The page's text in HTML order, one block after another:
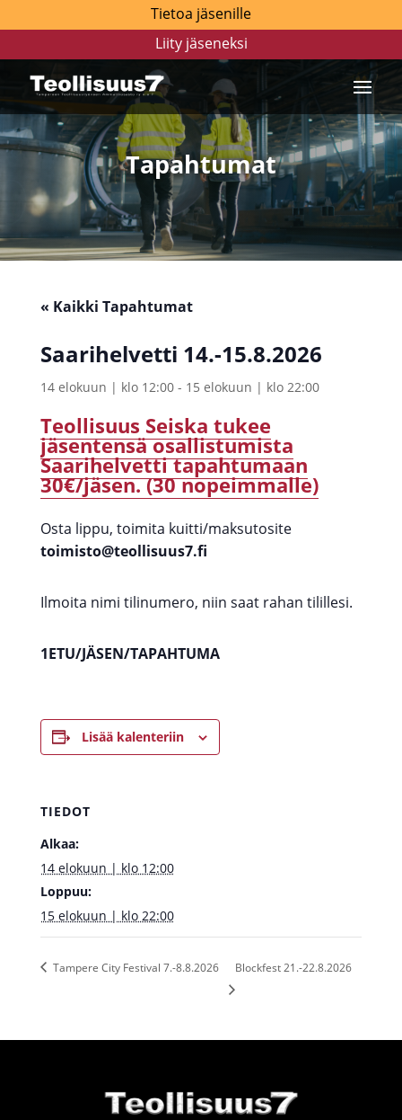
Tietoa jäsenille
Liity jäseneksi
Tapahtumat
« Kaikki Tapahtumat
Saarihelvetti 14.-15.8.2026
14 elokuun | klo 12:00- 15 elokuun | klo 22:00
Teollisuus Seiska tukee
jäsentensä osallistumista
Saarihelvetti tapahtumaan
30€/jäsen. (30 nopeimmalle)
Osta lippu, toimita kuitti/maksutosite
toimisto@teollisuus7.fi
Ilmoita nimi tilinumero, niin saat rahan tilillesi.
1ETU/JÄSEN/TAPAHTUMA
Lisää kalenteriin
TIEDOT
Alkaa:
14 elokuun | klo 12:00
Loppuu:
15 elokuun | klo 22:00
Tampere City Festival 7.-8.8.2026 Blockfest 21.-22.8.2026